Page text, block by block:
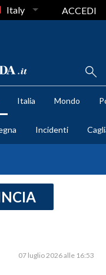
Italy ACCEDI
Italia Mondo
Incidenti
07 luglio 2026 alle 16:53